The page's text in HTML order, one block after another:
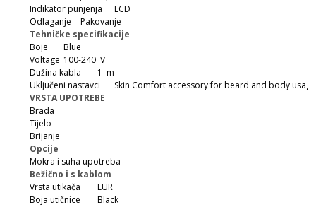
Indikator punjenja
LCD
Odlaganje
Pakovanje
Tehničke specifikacije
Boje
Blue
Voltage 100-240 V
Dužina kabla
1 m
Uključeni nastavci
Skin Comfort accessory for beard and body
VRSTA UPOTREBE
Brada
Tijelo
Brijanje
Opcije
Mokra i suha upotreba
Bežično i s kablom
Vrsta utikača
EUR
Boja utičnice
Black